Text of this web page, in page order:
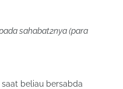
sahabat2nya (para
Mudah-mudahan mereka juga memperoleh barokah dari Sabda Rasulullah ﷺ saat beliau bersabda